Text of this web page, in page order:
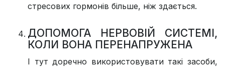
стресових гормонів більше, ніж здається.
ДОПОМОГА НЕРВОВІЙ СИСТЕМІ,
КОЛИ ВОНА ПЕРЕНАПРУЖЕНА
І тут доречно використовувати такі засоби,